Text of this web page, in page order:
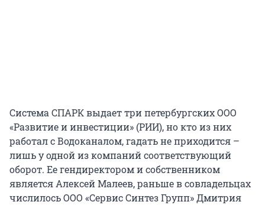
Система СПАРК выдает три петербургских ООО
«Развитие и инвестиции» (РИИ), но кто из них
работал с Водоканалом, гадать не приходится –
лишь у одной из компаний соответствующий
оборот. Ее гендиректором и собственником
является Алексей Малеев, раньше в совладельцах
числилось ООО «Сервис Синтез Групп» Дмитрия